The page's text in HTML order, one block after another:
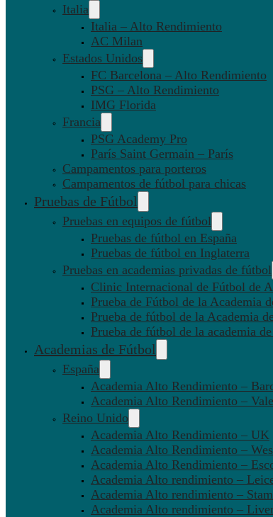
Italia
Italia – Alto Rendimiento
AC Milan
Estados Unidos
FC Barcelona – Alto Rendimiento
PSG – Alto Rendimiento
IMG Florida
Francia
PSG Academy Pro
París Saint Germain – París
Campamentos para porteros
Campamentos de fútbol para chicas
Pruebas de Fútbol
Pruebas en equipos de fútbol
Pruebas de fútbol en España
Pruebas de fútbol en Inglaterra
Pruebas en academias privadas de fútbol
Clinic Internacional de Fútbol de
Prueba de Fútbol de la Academia
Prueba de fútbol de la Academia
Prueba de fútbol de la academia
Academias de Fútbol
España
Academia Alto Rendimiento –
Academia Alto Rendimiento –
Reino Unido
Academia Alto Rendimiento – UK
Academia Alto Rendimiento –
Academia Alto Rendimiento –
Academia Alto rendimiento –
Academia Alto rendimiento –
Academia Alto rendimiento –